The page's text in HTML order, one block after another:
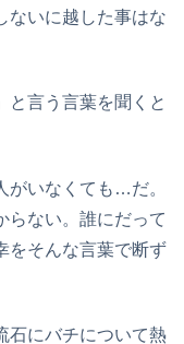
ないに越した事はな
と言う言葉を聞くと
がいなくても…だ。
らない。誰にだって
をそんな言葉で断ず
石にバチについて熱